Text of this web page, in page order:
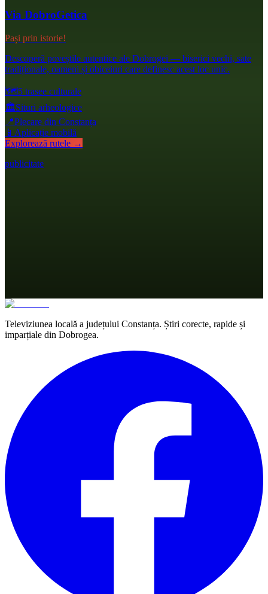
Via DobroGetica
Pași prin istorie!
Descoperă poveștile autentice ale Dobrogei — biserici vechi, sate
tradiționale, oameni și obiceiuri care definesc acest loc unic.
🗺️5 trasee culturale
🏛️Situri arheologice
📍Plecare din Constanța
📱 Aplicație mobilă
Explorează rutele →
publicitate
Televiziunea locală a județului Constanța. Știri corecte, rapide și
imparțiale din Dobrogea.